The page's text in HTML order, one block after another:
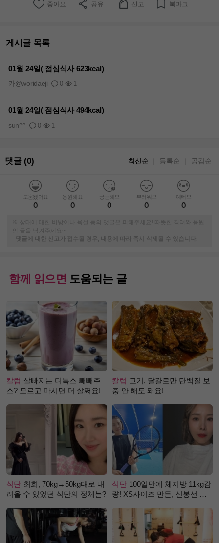
좋아요 공유 신고 북마크
게시글 목록
01월 24일( 점심식사 623kcal)
0 1
카@woridaeji
01월 24일( 점심식사 494kcal)
0 1
sun^^
댓글 (0) 최신순 등록순 공감순
도움됐어요
0
응원해요
0
궁금해요
0
부러워요
0
예뻐요
0
※ 상대에 대한 비방이나 욕설 등의 댓글은 피해주세요! 따뜻한 격려와 응원
의 글을 남겨주세요~
-
댓글에 대한 신고가 접수될 경우, 내용에 따라 즉시 삭제될 수 있습니다.
함께 읽으면 도움되는 글
칼럼 살빠지는 디톡스 빼빼주
스? 모르고 마시면 더 살쩌요!
칼럼 고기, 달걀로만 단백질 보
충 안 해도 돼요!
식단 최희, 70kg→50kg대로 내
려올 수 있었던 식단의 정체는?
식단 100일만에 체지방 11kg감
량! XS사이즈 만든, 신봉선 식